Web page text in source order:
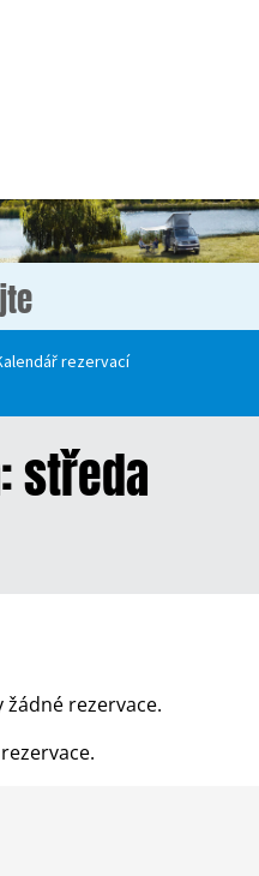
rezervací
středa
rezervace.